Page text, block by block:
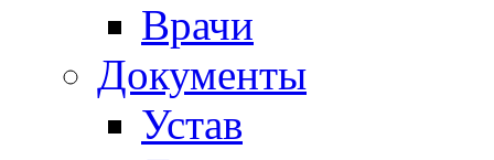
Врачи
Документы
Устав